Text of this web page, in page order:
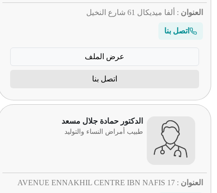
العنوان : ألفا ميديكال 61 شارع النخيل
اتصل بنا
عرض الملف
اتصل بنا
الدكتور حمادة جلال مسعد
طبيب أمراض النساء والتوليد
العنوان : 17 AVENUE ENNAKHIL CENTRE IBN NAFIS